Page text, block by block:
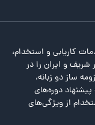
کاریابی و استخدام،
شریف و ایران را در
ساز دو زبانه،
دوره‌های
از ویژگی‌های